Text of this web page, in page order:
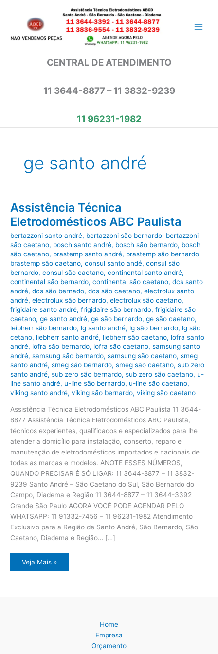
conteúdo
CENTRAL DE ATENDIMENTO
11 3644-8877 – 11 3832-9239
11 96231-1982
ge santo andré
Assistência Técnica
Eletrodomésticos ABC Paulista
bertazzoni santo andré, bertazzoni são bernardo, bertazzoni
são caetano, bosch santo andré, bosch são bernardo, bosch
são caetano, brastemp santo andré, brastemp são bernardo,
brastemp são caetano,consul santo andé,consul são
bernardo,consul são caetano,continental santo andré,
continental são bernardo,continental são caetano,dcs santo
andré,dcs são bernado,dcs são caetano,electrolux santo
andré,electrolux são bernardo,electrolux são caetano,
frigidaire santo andré,frigidaire são bernardo,frigidaire são
caetano,ge santo andré,ge são bernardo,ge são caetano,
leibherr são bernardo, lg santo andré, lg são bernardo, lg são
cetano, liebherr santo andré, liebherr são caetano, lofra santo
andré, lofra são bernardo, lofra são caetano,samsung santo
andré,samsung são bernardo,samsung são caetano,smeg
santo andré,smeg são bernardo,smeg são caetano,sub zero
santo andré,sub zero são bernardo,sub zero são caetano, u-
line santo andré, u-line são bernardo, u-line são caetano,
viking santo andré,viking são bernardo,viking são caetano
Assistência Técnica Eletrodomésticos ABC Paulista 11 3644-
8877 Assistência Técnica Eletrodomésticos ABC Paulista,
técnicos experientes, qualificados e especializados para lhe
atender a domicílio para instalação, conserto, reparo e
manutenção de eletrodomésticos importados e nacionais de
todas as marcas e modelos. ANOTE ESSES NÚMEROS,
QUANDO PRECISAR É SÓ LIGAR: 11 3644-8877 – 11 3832-
9239 Santo André – São Caetano do Sul, São Bernardo do
Campo, Diadema e Região 11 3644-8877 – 11 3644-3392
Grande São Paulo AGORA VOCÊ PODE AGENDAR PELO
WHATSAPP: 11 91332-7456 – 11 96231-1982 Atendimento
Exclusivo para a Região de Santo André, São Bernardo, São
Caetano, Diadema e Região… […]
Assistência
Técnica
Veja Mais »
Home
Empresa
Orçamento